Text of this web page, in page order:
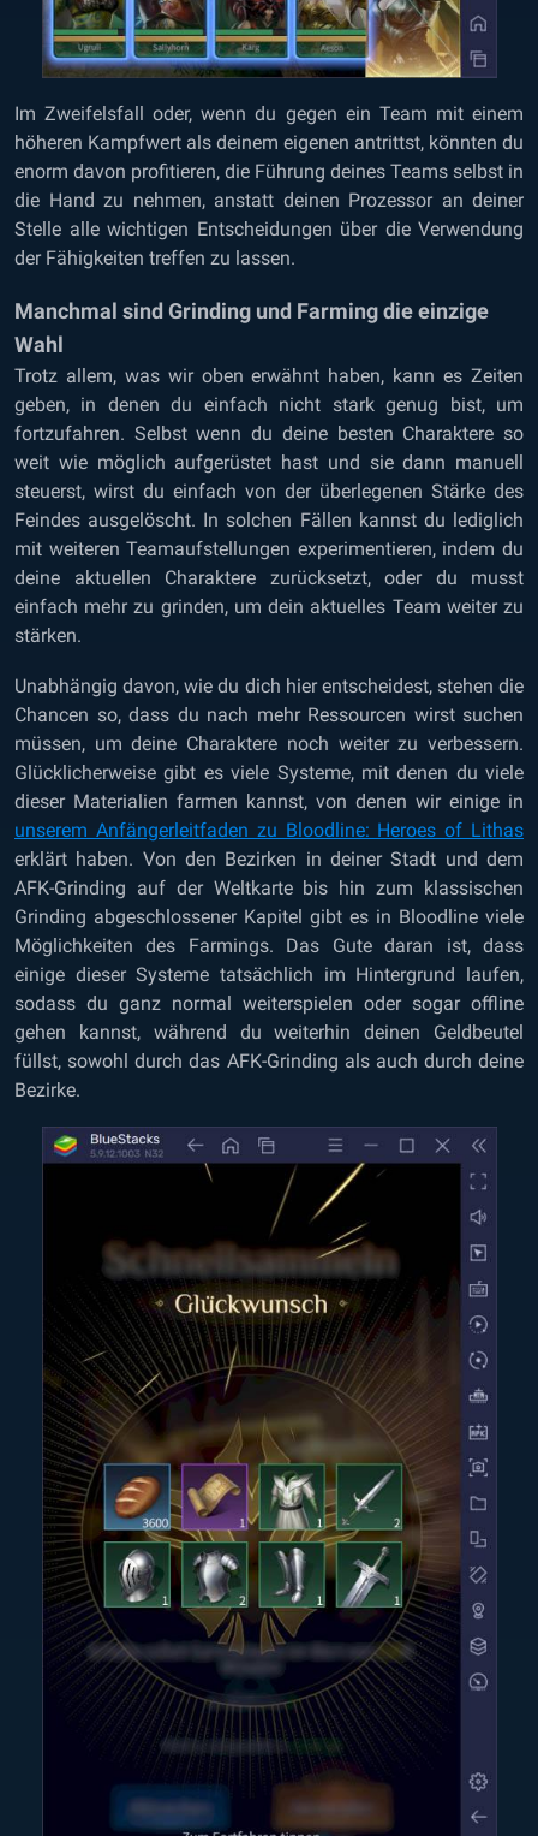
Im Zweifelsfall oder, wenn du gegen ein Team mit einem
höheren Kampfwert als deinem eigenen antrittst, könnten du
enorm davon profitieren, die Führung deines Teams selbst in
die Hand zu nehmen, anstatt deinen Prozessor an deiner
Stelle alle wichtigen Entscheidungen über die Verwendung
der Fähigkeiten treffen zu lassen.
Manchmal sind Grinding und Farming die einzige
Wahl
Trotz allem, was wir oben erwähnt haben, kann es Zeiten
geben, in denen du einfach nicht stark genug bist, um
fortzufahren. Selbst wenn du deine besten Charaktere so
weit wie möglich aufgerüstet hast und sie dann manuell
steuerst, wirst du einfach von der überlegenen Stärke des
Feindes ausgelöscht. In solchen Fällen kannst du lediglich
mit weiteren Teamaufstellungen experimentieren, indem du
deine aktuellen Charaktere zurücksetzt, oder du musst
einfach mehr zu grinden, um dein aktuelles Team weiter zu
stärken.
Unabhängig davon, wie du dich hier entscheidest, stehen die
Chancen so, dass du nach mehr Ressourcen wirst suchen
müssen, um deine Charaktere noch weiter zu verbessern.
Glücklicherweise gibt es viele Systeme, mit denen du viele
dieser Materialien farmen kannst, von denen wir einige in
unserem Anfängerleitfaden zu Bloodline: Heroes of Lithas
erklärt haben. Von den Bezirken in deiner Stadt und dem
AFK-Grinding auf der Weltkarte bis hin zum klassischen
Grinding abgeschlossener Kapitel gibt es in Bloodline viele
Möglichkeiten des Farmings. Das Gute daran ist, dass
einige dieser Systeme tatsächlich im Hintergrund laufen,
sodass du ganz normal weiterspielen oder sogar offline
gehen kannst, während du weiterhin deinen Geldbeutel
füllst, sowohl durch das AFK-Grinding als auch durch deine
Bezirke.